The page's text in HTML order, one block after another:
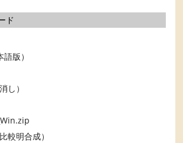
ド
版）
し）
明合成）